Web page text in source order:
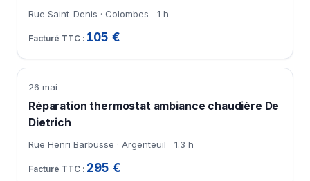
Rue Saint-Denis · Colombes 1 h
105 €
26 mai
Réparation thermostat ambiance chaudière De
Dietrich
Rue Henri Barbusse · Argenteuil 1.3 h
295 €